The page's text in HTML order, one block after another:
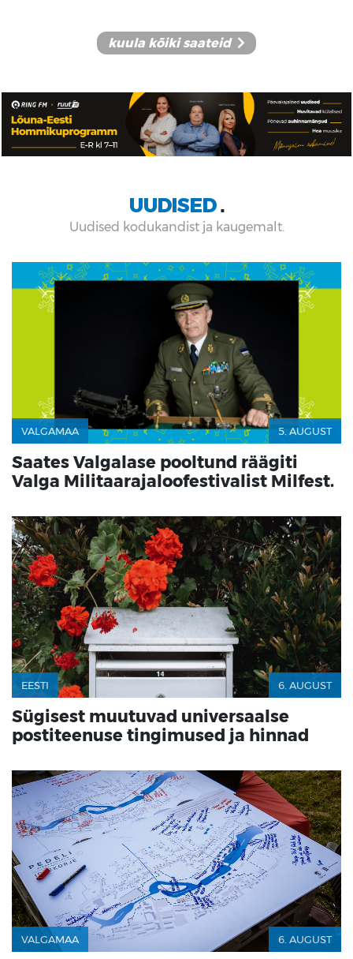
kuula kõiki saateid
UUDISED ■
Uudised kodukandist ja kaugemalt.
VALGAMAA 5. AUGUST
Saates Valgalase pooltund räägiti
Valga Militaarajaloofestivalist Milfest.
EESTI 6. AUGUST
Sügisest muutuvad universaalse
postiteenuse tingimused ja hinnad
VALGAMAA 6. AUGUST